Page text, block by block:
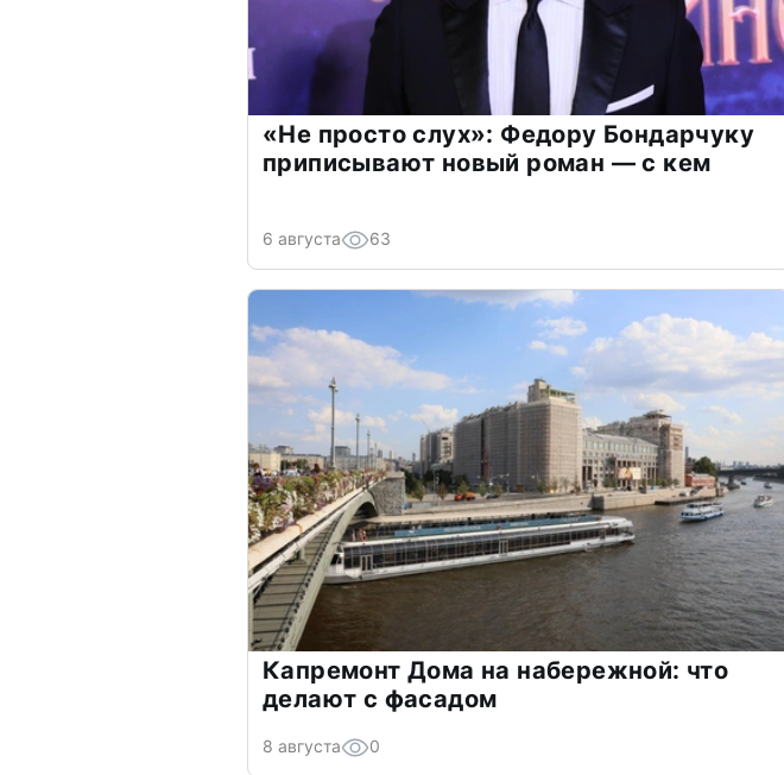
«Не просто слух»: Федору Бондарчуку
приписывают новый роман — с кем
6 августа 63
Капремонт Дома на набережной: что
делают с фасадом
8 августа 0